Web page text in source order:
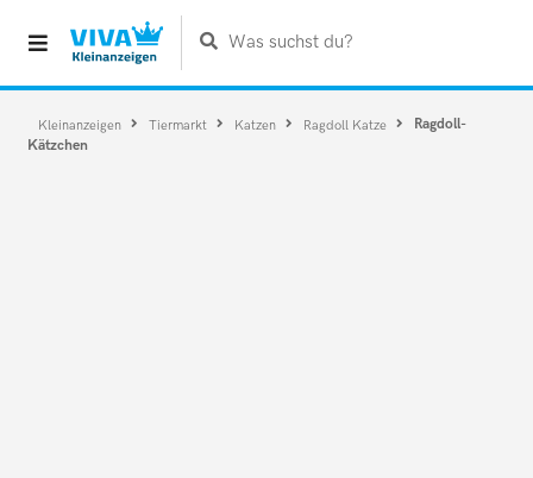
Was suchst du?
Kleinanzeigen Tiermarkt Katzen Ragdoll Katze
Ragdoll-
Kätzchen